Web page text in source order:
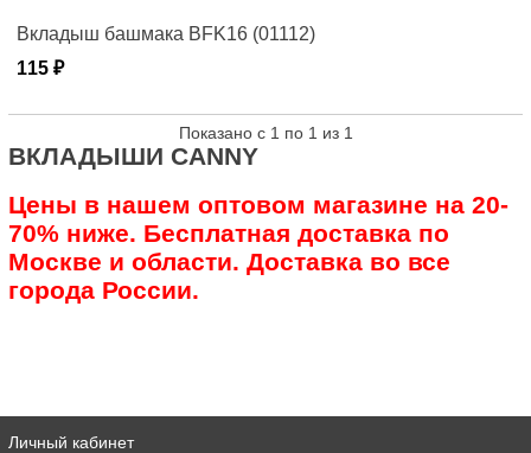
Вкладыш башмака BFK16 (01112)
115 ₽
Показано с 1 по 1 из 1
ВКЛАДЫШИ CANNY
Цены в нашем оптовом магазине на 20-
70% ниже. Бесплатная доставка по
Москве и области. Доставка во все
города России.
Личный кабинет